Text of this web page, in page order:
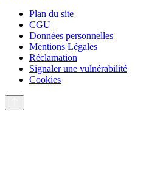
Plan du site
CGU
Données personnelles
Mentions Légales
Réclamation
Signaler une vulnérabilité
Cookies